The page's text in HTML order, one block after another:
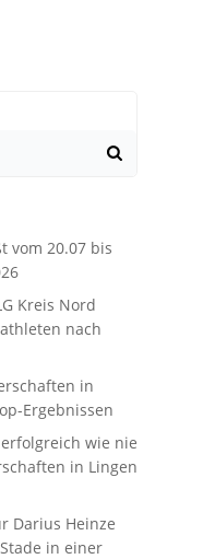
vom 20.07 bis
Kreis Nord
nach
in
Ergebnissen
wie nie
in Lingen
Darius Heinze
in einer